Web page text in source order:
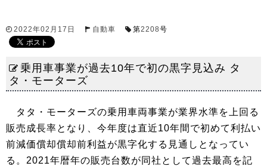
2022年02月17日 自動車 第2208号
乗用車事業が過去10年で初の黒字見込み タ
タ・モーターズ
タタ・モーターズの乗用車両事業が業界水準を上回る
販売成長率となり、今年度は直近10年間で初めて利払い
前減価償却償却前利益が黒字化する見通しとなってい
る。2021年暦年の販売台数が同社として過去最高を記